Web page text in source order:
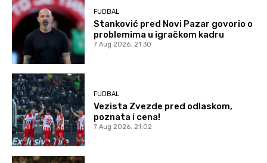
FUDBAL
Stanković pred Novi Pazar govorio o
problemima u igračkom kadru
7 Aug 2026. 21:30
FUDBAL
Vezista Zvezde pred odlaskom,
poznata i cena!
7 Aug 2026. 21:02